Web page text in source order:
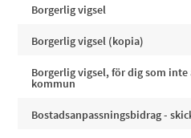
Borgerlig vigsel
Borgerlig vigsel (kopia)
Borgerlig vigsel, för dig som
kommun
Bostadsanpassningsbidrag -